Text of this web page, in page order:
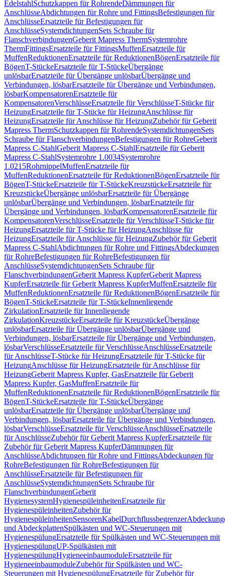
EdelstahlSchutzkappen für RohrendeDämmungen für
AnschlüsseAbdichtungen für Rohre und FittingsBefestigungen für
AnschlüsseErsatzteile für Befestigungen für
AnschlüsseSystemdichtungenSets Schraube für
FlanschverbindungenGeberit Mapress ThermSystemrohre
ThermFittingsErsatzteile für FittingsMuffenErsatzteile für
MuffenReduktionenErsatzteile für ReduktionenBögenErsatzteile für
BögenT-StückeErsatzteile für T-StückeÜbergänge
unlösbarErsatzteile für Übergänge unlösbarÜbergänge und
Verbindungen, lösbarErsatzteile für Übergänge und Verbindungen,
lösbarKompensatorenErsatzteile für
KompensatorenVerschlüsseErsatzteile für VerschlüsseT-Stücke für
HeizungErsatzteile für T-Stücke für HeizungAnschlüsse für
HeizungErsatzteile für Anschlüsse für HeizungZubehör für Geberit
Mapress ThermSchutzkappen für RohrendeSystemdichtungenSets
Schraube für FlanschverbindungenBefestigungen für RohreGeberit
Mapress C-StahlGeberit Mapress C-StahlErsatzteile für Geberit
Mapress C-StahlSystemrohre 1.0034Systemrohre
1.0215RohrnippelMuffenErsatzteile für
MuffenReduktionenErsatzteile für ReduktionenBögenErsatzteile für
BögenT-StückeErsatzteile für T-StückeKreuzstückeErsatzteile für
KreuzstückeÜbergänge unlösbarErsatzteile für Übergänge
unlösbarÜbergänge und Verbindungen, lösbarErsatzteile für
Übergänge und Verbindungen, lösbarKompensatorenErsatzteile für
KompensatorenVerschlüsseErsatzteile für VerschlüsseT-Stücke für
HeizungErsatzteile für T-Stücke für HeizungAnschlüsse für
HeizungErsatzteile für Anschlüsse für HeizungZubehör für Geberit
Mapress C-StahlAbdichtungen für Rohre und FittingsAbdeckungen
für RohreBefestigungen für RohreBefestigungen für
AnschlüsseSystemdichtungenSets Schraube für
FlanschverbindungenGeberit Mapress KupferGeberit Mapress
KupferErsatzteile für Geberit Mapress KupferMuffenErsatzteile für
MuffenReduktionenErsatzteile für ReduktionenBögenErsatzteile für
BögenT-StückeErsatzteile für T-StückeInnenliegende
ZirkulationErsatzteile für Innenliegende
ZirkulationKreuzstückeErsatzteile für KreuzstückeÜbergänge
unlösbarErsatzteile für Übergänge unlösbarÜbergänge und
Verbindungen, lösbarErsatzteile für Übergänge und Verbindungen,
lösbarVerschlüsseErsatzteile für VerschlüsseAnschlüsseErsatzteile
für AnschlüsseT-Stücke für HeizungErsatzteile für T-Stücke für
HeizungAnschlüsse für HeizungErsatzteile für Anschlüsse für
HeizungGeberit Mapress Kupfer, GasErsatzteile für Geberit
Mapress Kupfer, GasMuffenErsatzteile für
MuffenReduktionenErsatzteile für ReduktionenBögenErsatzteile für
BögenT-StückeErsatzteile für T-StückeÜbergänge
unlösbarErsatzteile für Übergänge unlösbarÜbergänge und
Verbindungen, lösbarErsatzteile für Übergänge und Verbindungen,
lösbarVerschlüsseErsatzteile für VerschlüsseAnschlüsseErsatzteile
für AnschlüsseZubehör für Geberit Mapress KupferErsatzteile für
Zubehör für Geberit Mapress KupferDämmungen für
AnschlüsseAbdichtungen für Rohre und FittingsAbdeckungen für
RohreBefestigungen für RohreBefestigungen für
AnschlüsseErsatzteile für Befestigungen für
AnschlüsseSystemdichtungenSets Schraube für
FlanschverbindungenGeberit
HygienesystemHygienespüleinheitenErsatzteile für
HygienespüleinheitenZubehör für
HygienespüleinheitenSensorenKabelDurchflussbegrenzer
und AbdeckplattenSpülkästen und WC-Steuerungen mit
HygienespülungErsatzteile für Spülkästen und WC-Steuerungen mit
HygienespülungUP-Spülkästen mit
HygienespülungHygieneeinbaumoduleErsatzteile für
HygieneeinbaumoduleZubehör für Spülkästen und WC-
Steuerungen mit HygienespülungErsatzteile für Zubehör für